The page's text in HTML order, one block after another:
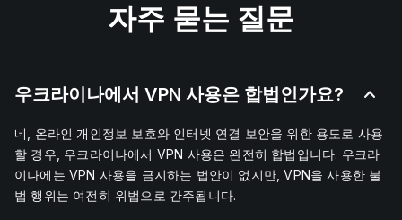
자주 묻는 질문
우크라이나에서 VPN 사용은 합법인가요?
네, 온라인 개인정보 보호와 인터넷 연결 보안을 위한 용도로 사용
할 경우, 우크라이나에서 VPN 사용은 완전히 합법입니다. 우크라
이나에는 VPN 사용을 금지하는 법안이 없지만, VPN을 사용한 불
법 행위는 여전히 위법으로 간주됩니다.